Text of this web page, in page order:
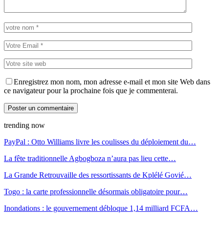
Enregistrez mon nom, mon adresse e-mail et mon site Web dans
ce navigateur pour la prochaine fois que je commenterai.
trending now
PayPal : Otto Williams livre les coulisses du déploiement du…
La fête traditionnelle Agbogboza n’aura pas lieu cette…
La Grande Retrouvaille des ressortissants de Kplélé Govié…
Togo : la carte professionnelle désormais obligatoire pour…
Inondations : le gouvernement débloque 1,14 milliard FCFA…